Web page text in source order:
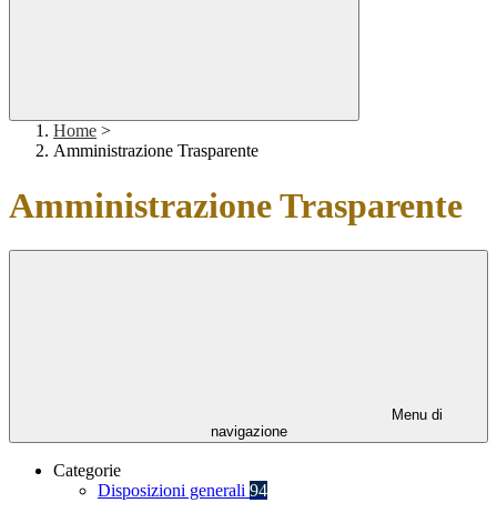
Home >
Amministrazione Trasparente
Amministrazione Trasparente
Menu di
navigazione
Categorie
Disposizioni generali 94